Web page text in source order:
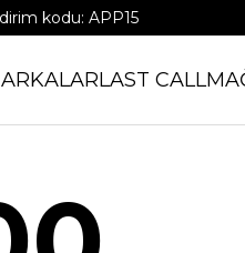
kodu: APP15
LAST CALL